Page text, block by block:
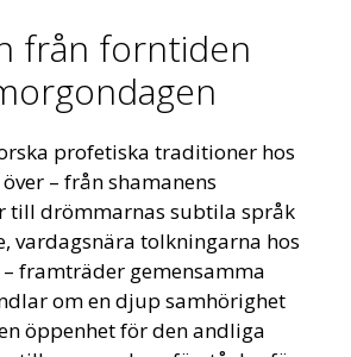
från forntiden
profetiska traditioner hos
– från shamanens
till drömmarnas subtila språk
vardagsnära tolkningarna hos
framträder gemensamma
om en djup samhörighet
öppenhet för den andliga